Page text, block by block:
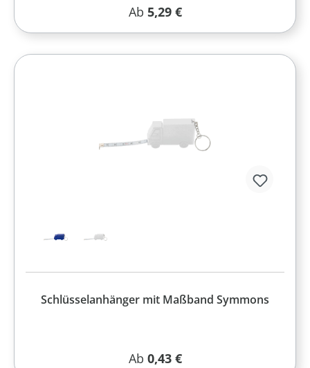
Regulärer Preis:
Ab 5,29 €
Schlüsselanhänger mit Maßband Symmons
Regulärer Preis:
Ab 0,43 €